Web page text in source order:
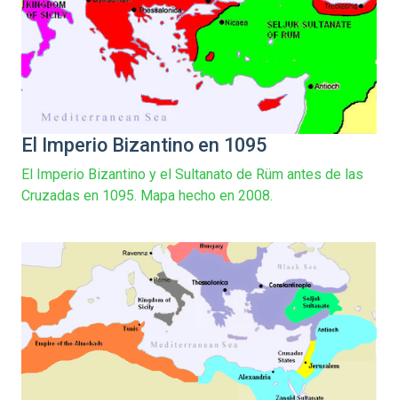
El Imperio Bizantino en 1095
El Imperio Bizantino y el Sultanato de Rüm antes de las
Cruzadas en 1095. Mapa hecho en 2008.